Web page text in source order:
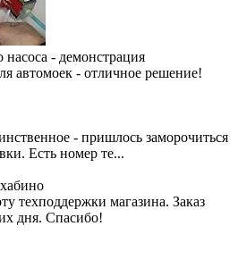
- демонстрация
автомоек - отличное решение!
- пришлось заморочиться
Есть номер те...
техподдержки магазина. Заказ
дня. Спасибо!